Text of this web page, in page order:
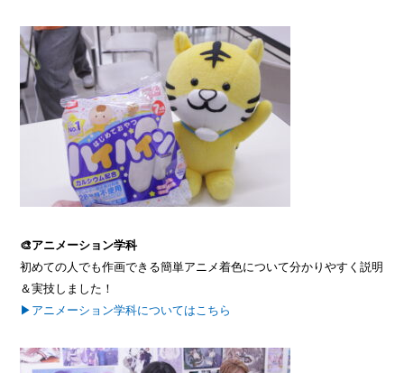
🎨アニメーション学科
初めての人でも作画できる簡単アニメ着色について分かりやすく説明
＆実技しました！
▶アニメーション学科についてはこちら